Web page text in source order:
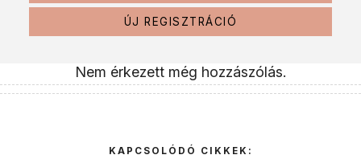
ÚJ REGISZTRÁCIÓ
Nem érkezett még hozzászólás.
KAPCSOLÓDÓ CIKKEK: